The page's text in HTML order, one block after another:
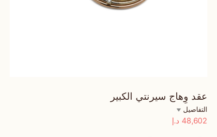
عقد وِهاج سيرنتي الكبير
التفاصيل
48,602 د.إ